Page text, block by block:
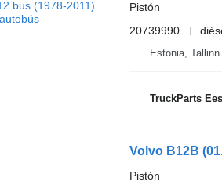
Pistón
20739990
Estonia, Tallinn
TruckParts
Pistón